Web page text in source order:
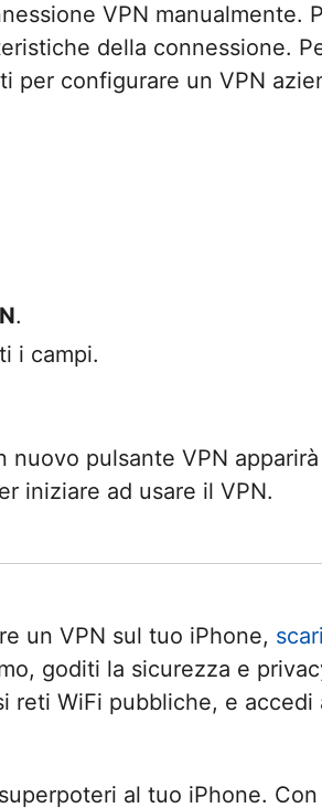
VPN manualmente.
della connessione.
per configurare un VPN
.
i campi.
nuovo pulsante VPN
iniziare ad usare il VPN.
un VPN sul tuo iPhone,
goditi la sicurezza e
reti WiFi pubbliche, e accedi
al tuo iPhone.